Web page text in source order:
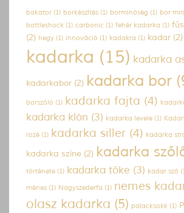
bakator (1) borkészítés (1) borminőség (1) bor
bottleshock (1) carbonic (1) fehér kadarka (1)
(2) hegy (1) innováció (1) kadakra (1) kadar (2)
kadarka (15) kadarka
kadarkabor (2) kadarka bor
borszőlő (1) kadarka fajta (4)
kadarka klón (3) kadarka levele (1)
rozé (1) kadarka siller (4) kadarka
kadarka színe (2) kadarka
története (1) kadarka tőke (3) kadar szó
ménes (1) Nagyszederfa (1) nemes
olasz kadarka (5) palacksokk (1)